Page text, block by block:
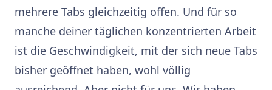
mehrere Tabs gleichzeitig offen. Und für so
manche deiner täglichen konzentrierten Arbeit
ist die Geschwindigkeit, mit der sich neue Tabs
bisher geöffnet haben, wohl völlig